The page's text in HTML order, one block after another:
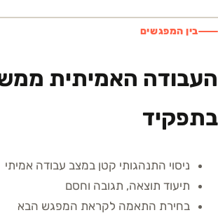
בין המפגשים
העבודה האמיתית
בתפקיד
ניסוי התנהגותי קטן במצב עבודה אמיתי
תיעוד תוצאה, תגובה וחסם
בחירת התאמה לקראת המפגש הבא